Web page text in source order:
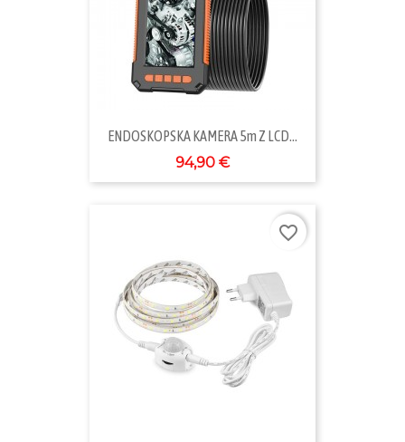
ENDOSKOPSKA KAMERA 5m Z LCD...
94,90 €
favorite_border